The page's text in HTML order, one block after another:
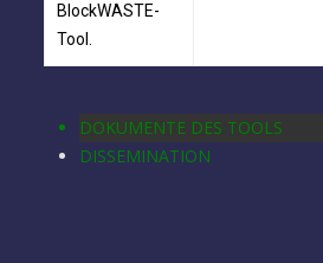
BlockWASTE-
Tool.
DOKUMENTE DES TOOLS
DISSEMINATION